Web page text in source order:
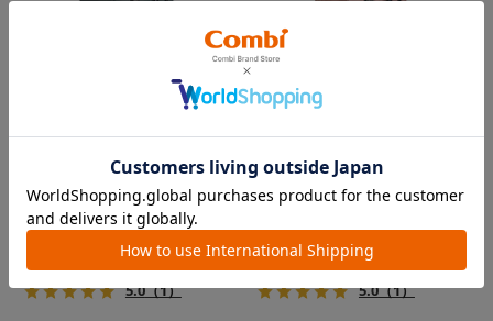
フィカゴー アジャイル 2
『FikaGO（フィカゴー）』か
ら待望の中型犬向け『アジャ
イル２』 登場！耐荷重30kg
で、しかも1秒・自動収納機能
搭載！！
￥69,300
5.0（1）
フィカゴー アジャイル 2
『FikaGO（フィカゴー）』か
イル２』 登場！耐荷重30kg
で、しかも1秒・自動収納機能
搭載！！
￥69,300
5.0（1）